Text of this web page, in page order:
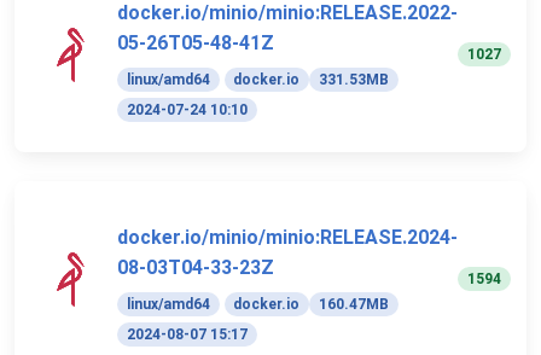
docker.io/minio/minio:RELEASE.2022-
05-26T05-48-41Z
linux/amd64 docker.io
331.53MB
2024-07-24 10:10
1027
docker.io/minio/minio:RELEASE.2024-
08-03T04-33-23Z
linux/amd64 docker.io
160.47MB
2024-08-07 15:17
1594